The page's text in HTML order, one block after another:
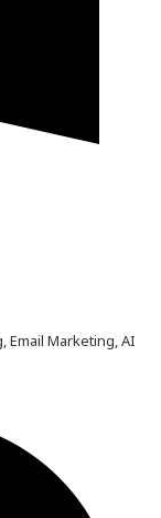
Email Marketing, AI